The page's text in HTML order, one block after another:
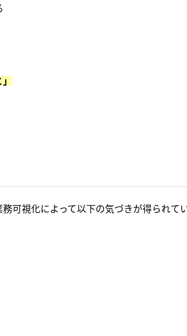
可視化によって以下の気づきが得られて